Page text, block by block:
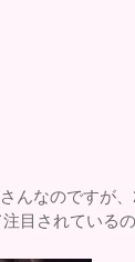
んなのですが
目されているの